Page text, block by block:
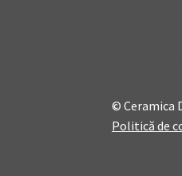
© Ceramica
Politică de